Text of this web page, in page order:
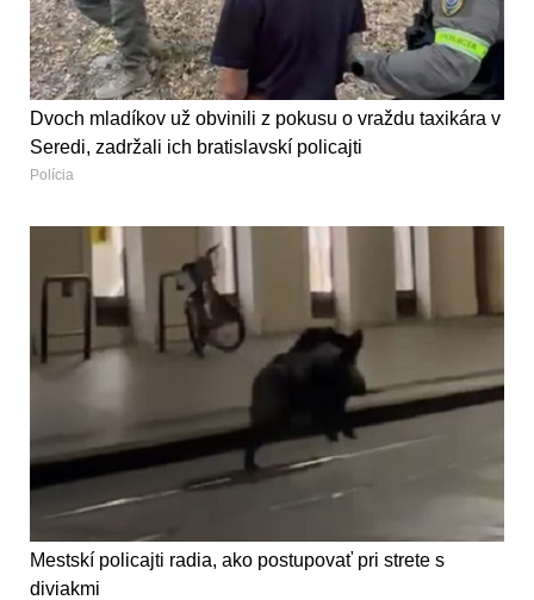
Dvoch mladíkov už obvinili z pokusu o vraždu taxikára v
Seredi, zadržali ich bratislavskí policajti
Polícia
Mestskí policajti radia, ako postupovať pri strete s
diviakmi